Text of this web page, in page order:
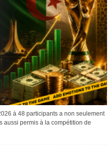
à 48 participants a non seulement
aussi permis à la compétition de